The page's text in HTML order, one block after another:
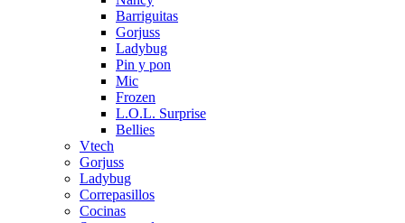
Barriguitas
Gorjuss
Ladybug
Pin y pon
Mic
Frozen
L.O.L. Surprise
Bellies
Vtech
Gorjuss
Ladybug
Correpasillos
Cocinas